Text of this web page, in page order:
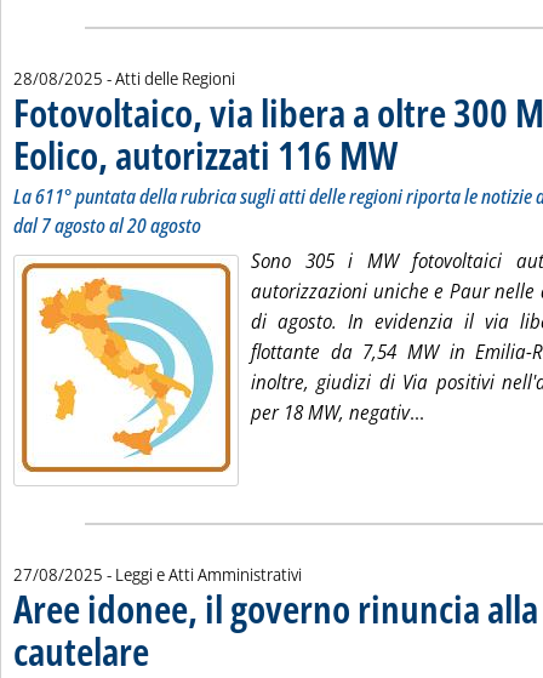
28/08/2025 - Atti delle Regioni
Fotovoltaico, via libera a oltre 300
Eolico, autorizzati 116 MW. Sottotitolo: La 611°
. Pubblicata giovedì 28
La 611° puntata della rubrica sugli atti delle regioni riporta le
dal 7 agosto al 20 agosto
Sono 305 i MW fotovoltaici
autorizzazioni uniche e Paur
di agosto. In evidenzia il via
flottante da 7,54 MW in Emilia-
inoltre, giudizi di Via positivi
per 18 MW, negativ...
27/08/2025 - Leggi e Atti Amministrativi
Aree idonee, il governo rinuncia
cautelare . Sottotitolo: Si va direttamente al merito, attesa per la fissazione
. Pubblicata mercoledì 27 agosto 2025 alle 12.23.